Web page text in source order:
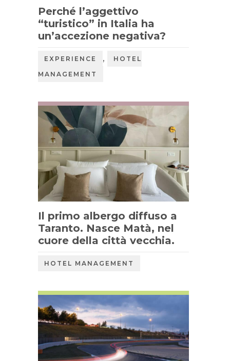
Perché l’aggettivo
“turistico” in Italia ha
un’accezione negativa?
EXPERIENCE ,
HOTEL
MANAGEMENT
Il primo albergo diffuso a
Taranto. Nasce Matà, nel
cuore della città vecchia.
HOTEL MANAGEMENT